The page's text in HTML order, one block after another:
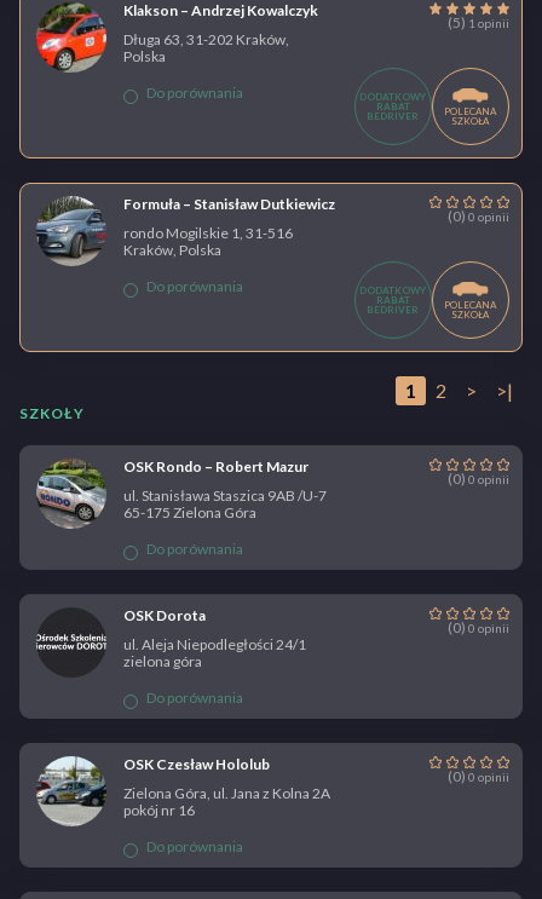
Klakson – Andrzej Kowalczyk
(5) 1 opinii
Długa 63, 31-202 Kraków,
Polska
Do porównania
DODATKOWY
RABAT
BEDRIVER
POLECANA
SZKOŁA
Formuła – Stanisław Dutkiewicz
(0) 0 opinii
rondo Mogilskie 1, 31-516
Kraków, Polska
Do porównania
DODATKOWY
RABAT
BEDRIVER
POLECANA
SZKOŁA
1 2 > >|
SZKOŁY
OSK Rondo – Robert Mazur
(0) 0 opinii
ul. Stanisława Staszica 9AB /U-7
65-175 Zielona Góra
Do porównania
OSK Dorota
(0) 0 opinii
ul. Aleja Niepodległości 24/1
zielona góra
Do porównania
OSK Czesław Hololub
(0) 0 opinii
Zielona Góra, ul. Jana z Kolna 2A
pokój nr 16
Do porównania